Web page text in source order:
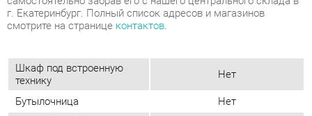
Бутылочница
Нет
Класс (кухни)
(кух.гарнитуры)
Нет
Материал
Цвет
Черный/дуб фактурный